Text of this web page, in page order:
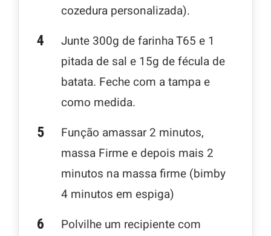
cozedura personalizada).
Junte 300g de farinha T65 e 1
pitada de sal e 15g de fécula de
batata. Feche com a tampa e
como medida.
Função amassar 2 minutos,
massa Firme e depois mais 2
minutos na massa firme (bimby
4 minutos em espiga)
Polvilhe um recipiente com